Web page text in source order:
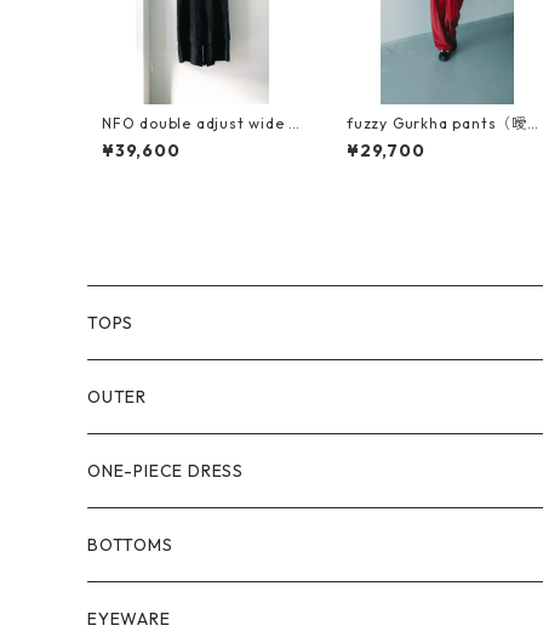
NFO double adjust wide p
ants『可変』
¥39,600
fuzzy Gurkha pants（曖昧
なズボン）キュプラコット
ン使用
¥29,700
TOPS
PULL OVER
SHIRT
VEST
OUTER
VEST
JACKET
COAT
ONE-PIECE DRESS
BOTTOMS
SHORT LENGS
EYEWARE